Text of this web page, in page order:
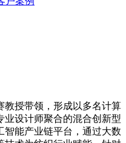
教授带领，形成以多名计算
业设计师聚合的混合创新型
智能产业链平台，通过大数